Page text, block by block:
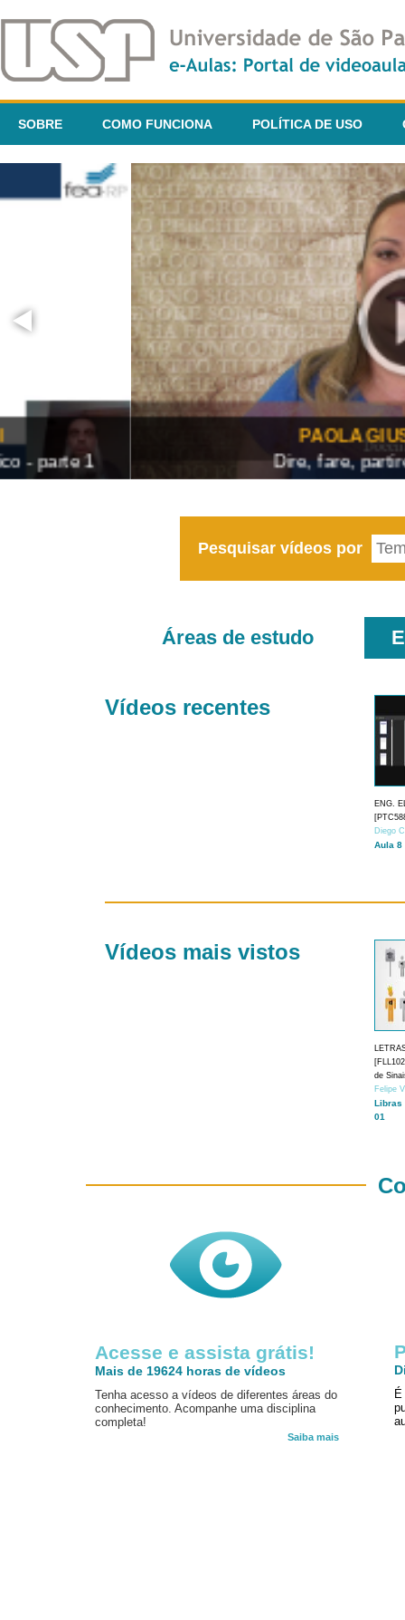
SOBRE COMO FUNCIONA POLÍTICA DE USO
PAOLA GIUSTINA BACCIN
Dire, fare, partire! Aula 1 –
Pesquisar vídeos por
Áreas de estudo
Vídeos recentes
ENG.
Diego
Aula 8
Vídeos mais vistos
de
Felipe
Libras
01
Acesse e assista grátis!
Mais de 19624 horas de vídeos
Tenha acesso a vídeos de diferentes áreas do
conhecimento. Acompanhe uma disciplina
completa!
Saiba mais